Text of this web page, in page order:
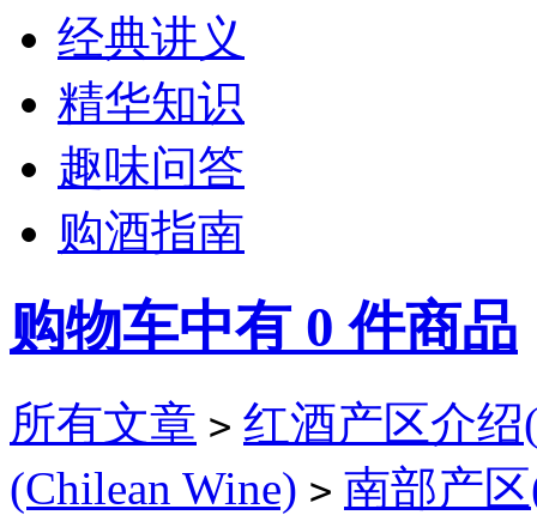
经典讲义
精华知识
趣味问答
购酒指南
购物车中有 0 件商品
所有文章 > 红酒产区介绍
(Chilean Wine) > 南部产区